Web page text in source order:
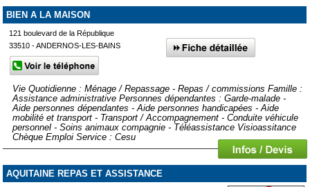
BIEN A LA MAISON
121 boulevard de la République
33510 - ANDERNOS-LES-BAINS
Vie Quotidienne : Ménage / Repassage - Repas / commissions Famille :
Assistance administrative Personnes dépendantes : Garde-malade -
Aide personnes dépendantes - Aide personnes handicapées - Aide
mobilité et transport - Transport / Accompagnement - Conduite véhicule
personnel - Soins animaux compagnie - Téléassistance Visioassitance
Chèque Emploi Service : Cesu
AQUITAINE REPAS ET ASSISTANCE